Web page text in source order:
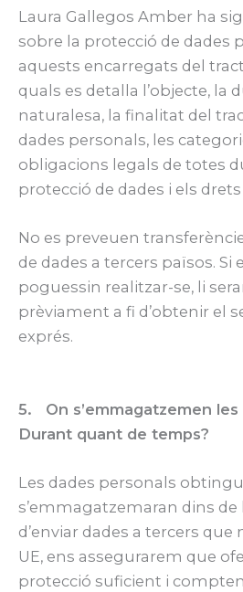
Laura Gallegos Amber ha
sobre la protecció de dades
aquests encarregats del
quals es detalla l’objecte, la
naturalesa, la finalitat del
dades personals, les
obligacions legals de totes
protecció de dades i els
No es preveuen
de dades a tercers països.
poguessin realitzar-se, li
prèviament a fi d’obtenir el
exprés.
5. On s’emmagatzemen les
Durant quant de temps?
Les dades personals
s’emmagatzemaran dins de
d’enviar dades a tercers que
UE, ens assegurarem que
protecció suficient i